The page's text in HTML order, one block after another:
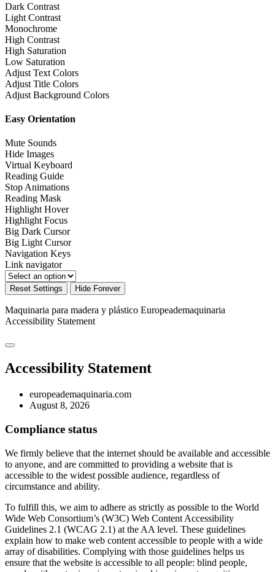
Dark Contrast
Light Contrast
Monochrome
High Contrast
High Saturation
Low Saturation
Adjust Text Colors
Adjust Title Colors
Adjust Background Colors
Easy Orientation
Mute Sounds
Hide Images
Virtual Keyboard
Reading Guide
Stop Animations
Reading Mask
Highlight Hover
Highlight Focus
Big Dark Cursor
Big Light Cursor
Navigation Keys
Link navigator
Reset Settings Hide Forever
Maquinaria para madera y plástico Europeademaquinaria
Accessibility Statement
Accessibility Statement
europeademaquinaria.com
August 8, 2026
Compliance status
We firmly believe that the internet should be available and accessible
to anyone, and are committed to providing a website that is
accessible to the widest possible audience, regardless of
circumstance and ability.
To fulfill this, we aim to adhere as strictly as possible to the World
Wide Web Consortium’s (W3C) Web Content Accessibility
Guidelines 2.1 (WCAG 2.1) at the AA level. These guidelines
explain how to make web content accessible to people with a wide
array of disabilities. Complying with those guidelines helps us
ensure that the website is accessible to all people: blind people,